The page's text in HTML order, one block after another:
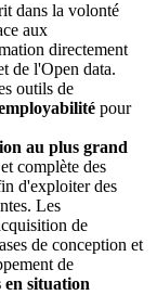
dans la volonté
aux
directement
de l'Open data.
outils de
pour
au plus grand
complète des
d'exploiter des
Les
de
de conception et
de
en situation